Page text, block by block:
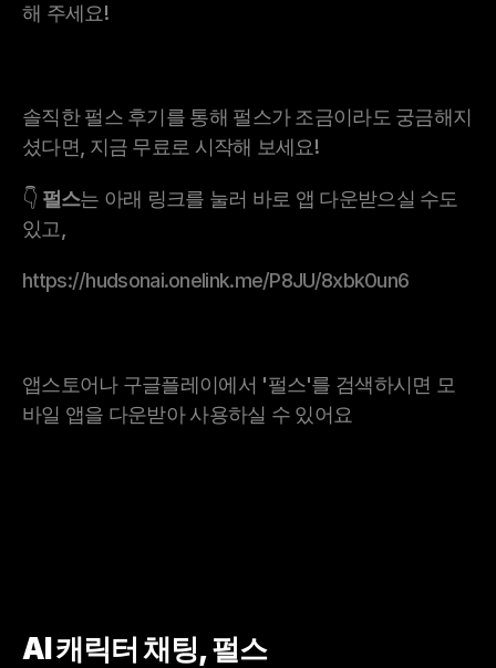
해 주세요!
솔직한 펄스 후기를 통해 펄스가 조금이라도 궁금해지
셨다면, 지금 무료로 시작해 보세요!
👇 펄스는 아래 링크를 눌러 바로 앱 다운받으실 수도
있고,
https://hudsonai.onelink.me/P8JU/8xbk0un6
앱스토어나 구글플레이에서 '펄스'를 검색하시면 모
바일 앱을 다운받아 사용하실 수 있어요
AI 캐릭터 채팅, 펄스